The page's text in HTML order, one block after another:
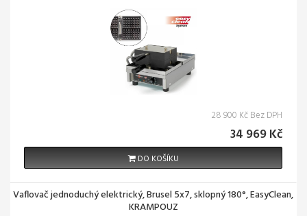
28 900 Kč Bez DPH
34 969 Kč
DO KOŠÍKU
Vaflovač jednoduchý elektrický, Brusel 5x7, sklopný 180°, EasyClean,
KRAMPOUZ